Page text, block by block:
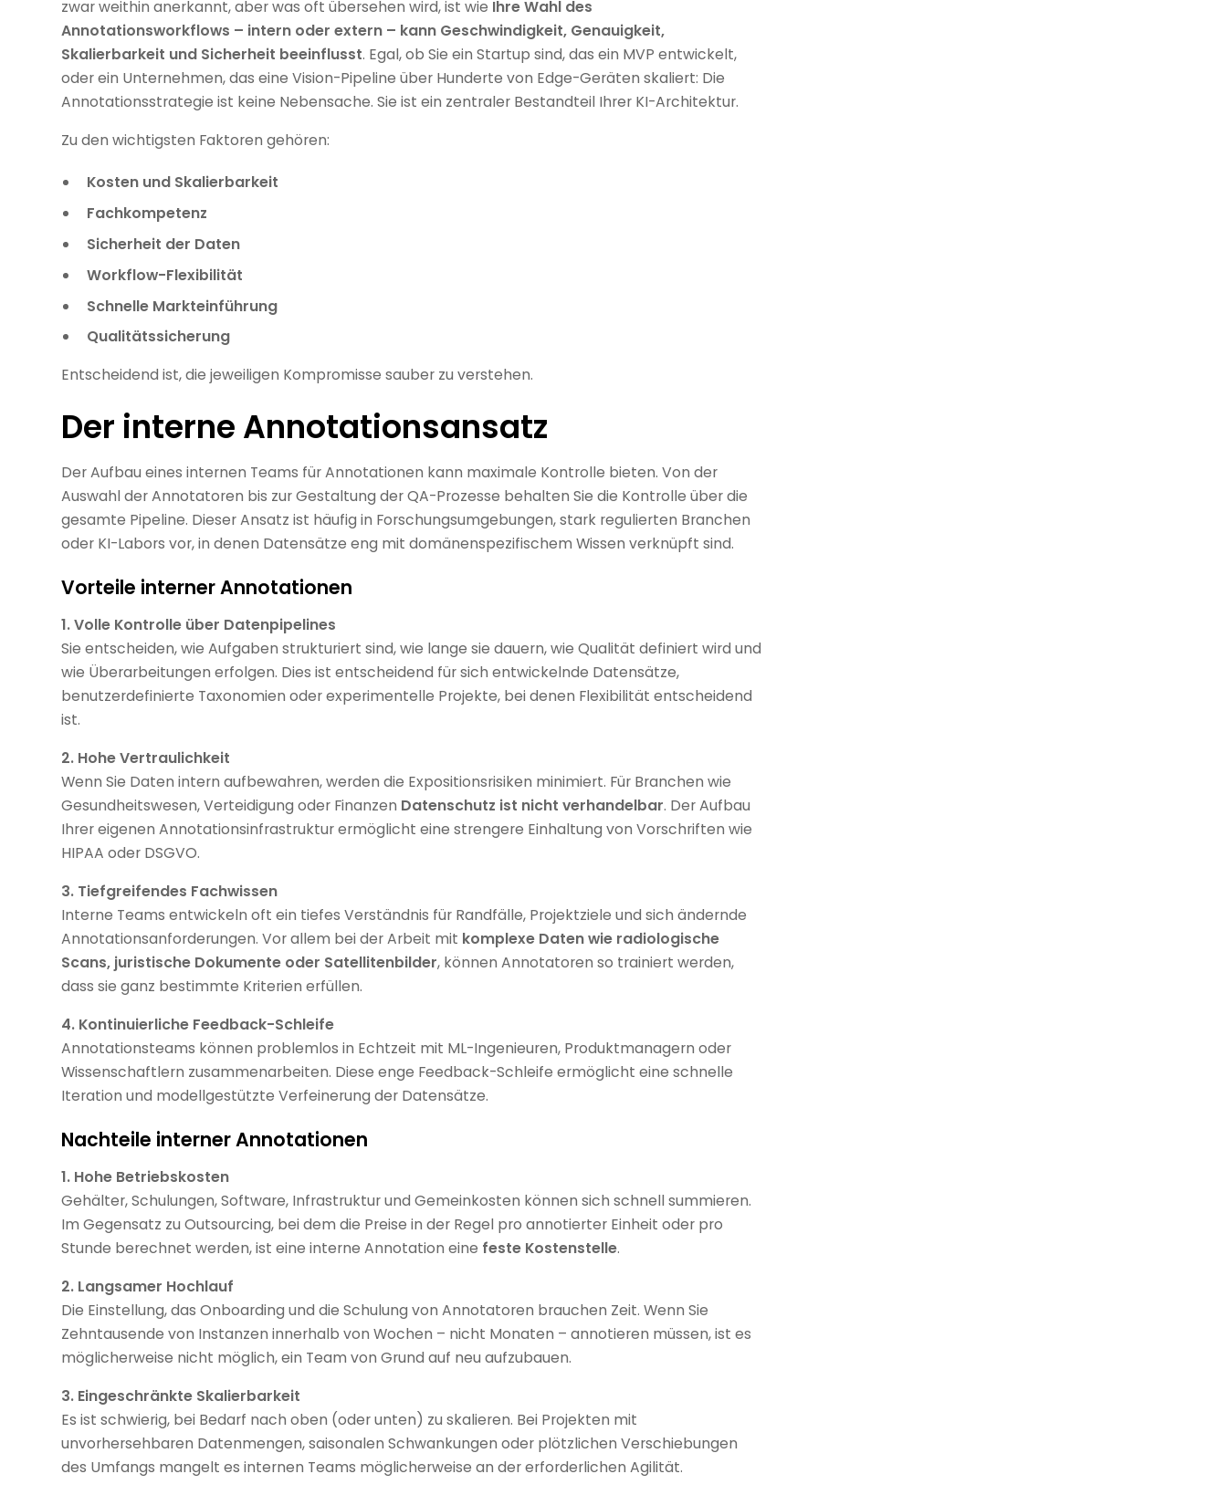
zwar weithin anerkannt, aber was oft übersehen wird, ist wie Ihre Wahl des
Annotationsworkflows – intern oder extern – kann Geschwindigkeit, Genauigkeit,
Skalierbarkeit und Sicherheit beeinflusst. Egal, ob Sie ein Startup sind, das ein MVP entwickelt,
oder ein Unternehmen, das eine Vision-Pipeline über Hunderte von Edge-Geräten skaliert: Die
Annotationsstrategie ist keine Nebensache. Sie ist ein zentraler Bestandteil Ihrer KI-Architektur.
Zu den wichtigsten Faktoren gehören:
Kosten und Skalierbarkeit
Fachkompetenz
Sicherheit der Daten
Workflow-Flexibilität
Schnelle Markteinführung
Qualitätssicherung
Entscheidend ist, die jeweiligen Kompromisse sauber zu verstehen.
Der interne Annotationsansatz
Der Aufbau eines internen Teams für Annotationen kann maximale Kontrolle bieten. Von der
Auswahl der Annotatoren bis zur Gestaltung der QA-Prozesse behalten Sie die Kontrolle über die
gesamte Pipeline. Dieser Ansatz ist häufig in Forschungsumgebungen, stark regulierten Branchen
oder KI-Labors vor, in denen Datensätze eng mit domänenspezifischem Wissen verknüpft sind.
Vorteile interner Annotationen
1. Volle Kontrolle über Datenpipelines
Sie entscheiden, wie Aufgaben strukturiert sind, wie lange sie dauern, wie Qualität definiert wird und
wie Überarbeitungen erfolgen. Dies ist entscheidend für sich entwickelnde Datensätze,
benutzerdefinierte Taxonomien oder experimentelle Projekte, bei denen Flexibilität entscheidend
ist.
2. Hohe Vertraulichkeit
Wenn Sie Daten intern aufbewahren, werden die Expositionsrisiken minimiert. Für Branchen wie
Gesundheitswesen, Verteidigung oder Finanzen Datenschutz ist nicht verhandelbar. Der Aufbau
Ihrer eigenen Annotationsinfrastruktur ermöglicht eine strengere Einhaltung von Vorschriften wie
HIPAA oder DSGVO.
3. Tiefgreifendes Fachwissen
Interne Teams entwickeln oft ein tiefes Verständnis für Randfälle, Projektziele und sich ändernde
Annotationsanforderungen. Vor allem bei der Arbeit mit komplexe Daten wie radiologische
Scans, juristische Dokumente oder Satellitenbilder, können Annotatoren so trainiert werden,
dass sie ganz bestimmte Kriterien erfüllen.
4. Kontinuierliche Feedback-Schleife
Annotationsteams können problemlos in Echtzeit mit ML-Ingenieuren, Produktmanagern oder
Wissenschaftlern zusammenarbeiten. Diese enge Feedback-Schleife ermöglicht eine schnelle
Iteration und modellgestützte Verfeinerung der Datensätze.
Nachteile interner Annotationen
1. Hohe Betriebskosten
Gehälter, Schulungen, Software, Infrastruktur und Gemeinkosten können sich schnell summieren.
Im Gegensatz zu Outsourcing, bei dem die Preise in der Regel pro annotierter Einheit oder pro
Stunde berechnet werden, ist eine interne Annotation eine feste Kostenstelle.
2. Langsamer Hochlauf
Die Einstellung, das Onboarding und die Schulung von Annotatoren brauchen Zeit. Wenn Sie
Zehntausende von Instanzen innerhalb von Wochen – nicht Monaten – annotieren müssen, ist es
möglicherweise nicht möglich, ein Team von Grund auf neu aufzubauen.
3. Eingeschränkte Skalierbarkeit
Es ist schwierig, bei Bedarf nach oben (oder unten) zu skalieren. Bei Projekten mit
unvorhersehbaren Datenmengen, saisonalen Schwankungen oder plötzlichen Verschiebungen
des Umfangs mangelt es internen Teams möglicherweise an der erforderlichen Agilität.